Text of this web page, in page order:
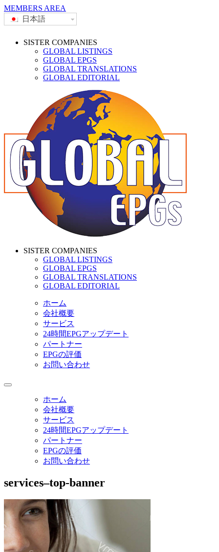
MEMBERS AREA
日本語
SISTER COMPANIES
GLOBAL LISTINGS
GLOBAL EPGS
GLOBAL TRANSLATIONS
GLOBAL EDITORIAL
SISTER COMPANIES
GLOBAL LISTINGS
GLOBAL EPGS
GLOBAL TRANSLATIONS
GLOBAL EDITORIAL
ホーム
会社概要
サービス
24時間EPGアップデート
パートナー
EPGの評価
お問い合わせ
ホーム
会社概要
サービス
24時間EPGアップデート
パートナー
EPGの評価
お問い合わせ
services–top-banner